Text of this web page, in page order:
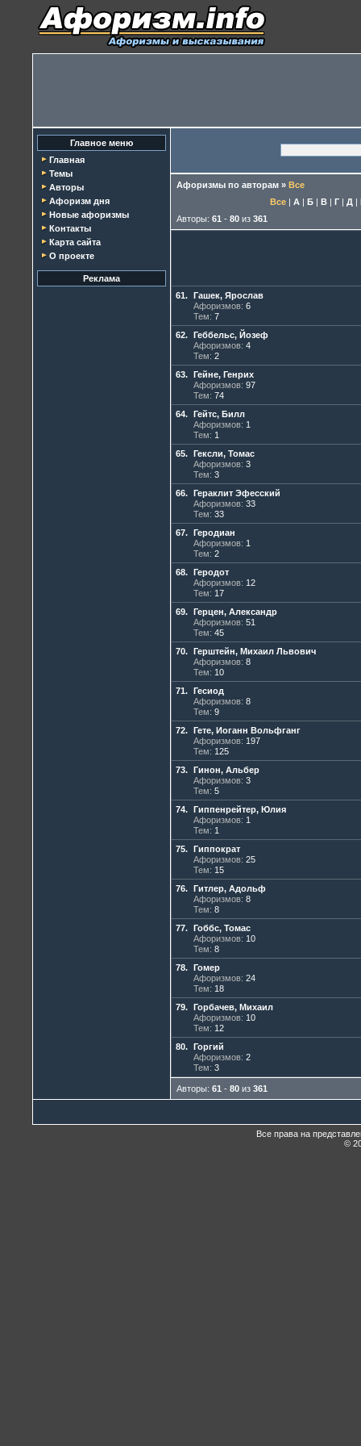
Главное меню
Главная
Темы
Авторы
Афоризм дня
Новые афоризмы
Контакты
Карта сайта
О проекте
Реклама
Афоризмы по авторам » Все
Все | А | Б | В | Г | Д |
Авторы: 61 - 80 из 361
61. Гашек, Ярослав
Афоризмов: 6
Тем: 7
62. Геббельс, Йозеф
Афоризмов: 4
Тем: 2
63. Гейне, Генрих
Афоризмов: 97
Тем: 74
64. Гейтс, Билл
Афоризмов: 1
Тем: 1
65. Гексли, Томас
Афоризмов: 3
Тем: 3
66. Гераклит Эфесский
Афоризмов: 33
Тем: 33
67. Геродиан
Афоризмов: 1
Тем: 2
68. Геродот
Афоризмов: 12
Тем: 17
69. Герцен, Александр
Афоризмов: 51
Тем: 45
70. Герштейн, Михаил Львович
Афоризмов: 8
Тем: 10
71. Гесиод
Афоризмов: 8
Тем: 9
72. Гете, Иоганн Вольфганг
Афоризмов: 197
Тем: 125
73. Гинон, Альбер
Афоризмов: 3
Тем: 5
74. Гиппенрейтер, Юлия
Афоризмов: 1
Тем: 1
75. Гиппократ
Афоризмов: 25
Тем: 15
76. Гитлер, Адольф
Афоризмов: 8
Тем: 8
77. Гоббс, Томас
Афоризмов: 10
Тем: 8
78. Гомер
Афоризмов: 24
Тем: 18
79. Горбачев, Михаил
Афоризмов: 10
Тем: 12
80. Горгий
Афоризмов: 2
Тем: 3
Авторы: 61 - 80 из 361
Все права на
©